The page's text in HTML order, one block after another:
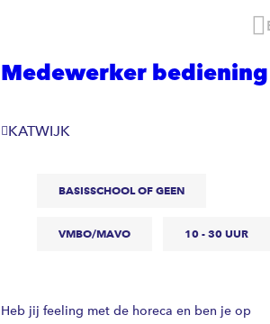
Medewerker bediening
KATWIJK
BASISSCHOOL OF GEEN
VMBO/MAVO 10 - 30 UUR
Heb jij feeling met de horeca en ben je op